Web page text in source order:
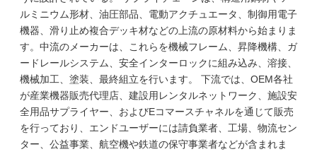
ルミニウム形材、油圧部品、電動アクチュエータ、制御用電子
機器、滑り止め複合デッキ材などの上流の原材料から始まりま
す。中流のメーカーは、これらを機械フレーム、昇降機構、ガ
ードレールシステム、安全インターロックに組み込み、溶接、
機械加工、塗装、最終組立を行います。 下流では、OEM各社
が産業機器販売代理店、建設用レンタルネットワーク、施設安
全用品サプライヤー、およびEコマースチャネルを通じて販売
を行っており、エンドユーザーには請負業者、工場、物流セン
ター、公益事業、航空機や鉄道の保守事業者などが含まれま